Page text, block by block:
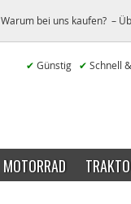
Warum bei uns kaufen? –
✔ Günstig ✔ Schnell
MOTORRAD